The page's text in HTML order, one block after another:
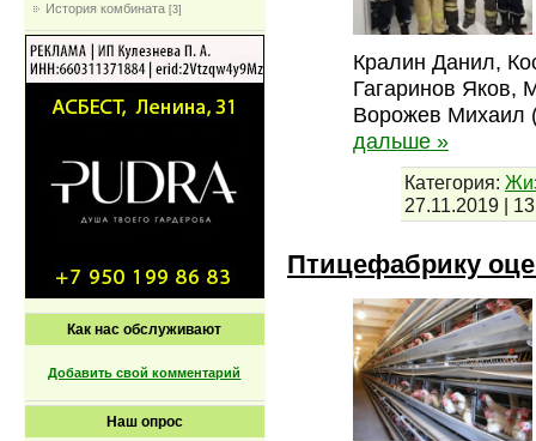
История комбината [3]
Как нас обслуживают
Добавить свой комментарий
Наш опрос
Кралин Данил,
Гагаринов Яков,
Ворожев Михаил
дальше »
Категория:
27.11.2019 |
Птицефабрику